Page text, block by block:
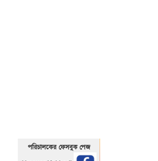
পরিচালকের ফেসবুক পেজ